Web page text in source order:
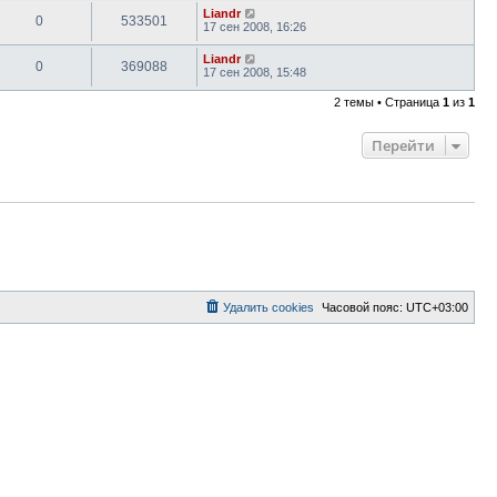
0 533501
Liandr
17 сен 2008, 16:26
0 369088
Liandr
17 сен 2008, 15:48
2 темы • Страница 1 из 1
Перейти
Часовой пояс: UTC+03:00
Удалить cookies